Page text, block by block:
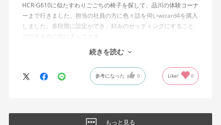
問い合わせに対しては、「オートフィットシンクロロッキングの
反力特性を自動調整する機能が働いているため」「Wizard2とは機
構が異なるため、同じ挙動にはならない」との回答をいただきま
強度調整との関係や、最弱設定であっても大きな反力が残る理由
製品自体に不具合があるとは考えていませんが、少なくとも私の
ングの特性や体重による使用感の違いが、より分かりやすく案内
HCR-G610に似たすわりごごちの椅子を探して、品川の体験コーナ
ーまで行きました。担当の社員の方に色々話を伺いwizard4を購入
しました。多段階に設定ができ、好みのセッティングにすること
ができる点に気に入ってます。
しいて言えば、座面がもう少し硬めが好みに近かったなと思いま
す。座面の硬さまで調節出来る機能が有れば完璧だと思います。
続きを読む
参考になった 0 Like! 0
もっと見る